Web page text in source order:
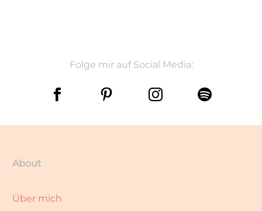
Folge mir auf Social Media:
About
Über mich